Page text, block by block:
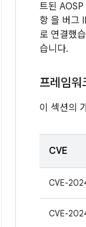
트된
항 을 버그
로 연결했
습니다.
프레임워
이 섹션의
CVE
CVE-
CVE-